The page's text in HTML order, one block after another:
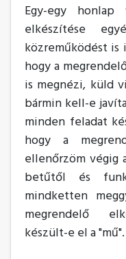
Egy-egy honlap
elkészítése
közreműködést is
hogy a
is megnézi, küld
bármin kell-e
minden feladat
hogy a
ellenőrzöm végig
betűtől és
mindketten
megrendelő
készült-e el a "mű".